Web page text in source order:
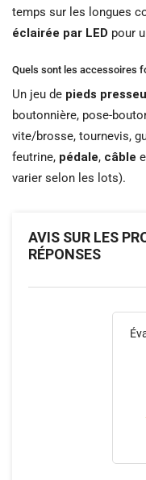
temps sur les longues
éclairée par LED pour
Quels sont les accessoires
Un jeu de pieds
boutonnière, pose-
vite/brosse, tournevis,
feutrine, pédale, câble
varier selon les lots).
AVIS SUR LES
RÉPONSES